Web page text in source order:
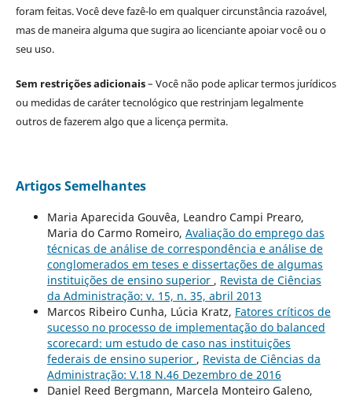
foram feitas. Você deve fazê-lo em qualquer circunstância razoável,
mas de maneira alguma que sugira ao licenciante apoiar você ou o
seu uso.
Sem restrições adicionais– Você não pode aplicar termos jurídicos
ou medidas de caráter tecnológico que restrinjam legalmente
outros de fazerem algo que a licença permita.
Artigos Semelhantes
Maria Aparecida Gouvêa, Leandro Campi Prearo,
Maria do Carmo Romeiro, Avaliação do emprego das
técnicas de análise de correspondência e análise de
conglomerados em teses e dissertações de algumas
instituições de ensino superior , Revista de Ciências
da Administração: v. 15, n. 35, abril 2013
Marcos Ribeiro Cunha, Lúcia Kratz, Fatores críticos de
sucesso no processo de implementação do balanced
scorecard: um estudo de caso nas instituições
federais de ensino superior , Revista de Ciências da
Administração: V.18 N.46 Dezembro de 2016
Daniel Reed Bergmann, Marcela Monteiro Galeno,